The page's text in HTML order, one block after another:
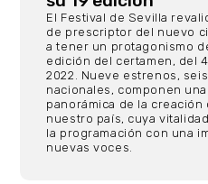
El Festival de Sevilla
de prescriptor del nuevo
a tener un protagonismo
edición del certamen, del
2022. Nueve estrenos,
nacionales, componen
panorámica de la
nuestro país, cuya
la programación con una
nuevas voces.